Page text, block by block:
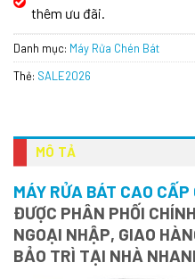
thêm ưu đãi.
Danh mục: Máy Rửa Chén Bát
Thẻ: SALE2026
MÔ TẢ
MÁY RỬA BÁT CAO
ĐƯỢC PHÂN PHỐI
NGOẠI NHẬP, GIAO
BẢO TRÌ TẠI NHÀ